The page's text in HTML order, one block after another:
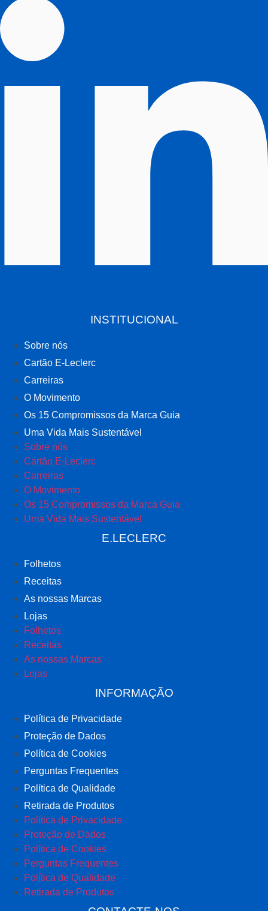
INSTITUCIONAL
Sobre nós
Cartão E-Leclerc
Carreiras
O Movimento
Os 15 Compromissos da Marca Guia
Uma Vida Mais Sustentável
Sobre nós
Cartão E-Leclerc
Carreiras
O Movimento
Os 15 Compromissos da Marca Guia
Uma Vida Mais Sustentável
E.LECLERC
Folhetos
Receitas
As nossas Marcas
Lojas
Folhetos
Receitas
As nossas Marcas
Lojas
INFORMAÇÃO
Política de Privacidade
Proteção de Dados
Política de Cookies
Perguntas Frequentes
Política de Qualidade
Retirada de Produtos
Política de Privacidade
Proteção de Dados
Política de Cookies
Perguntas Frequentes
Política de Qualidade
Retirada de Produtos